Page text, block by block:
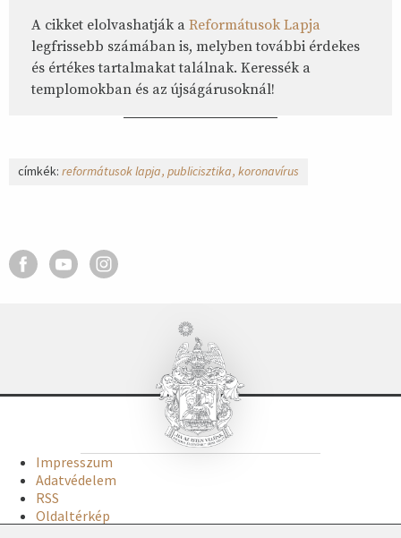
A cikket elolvashatják a Reformátusok Lapja
legfrissebb számában is, melyben további érdekes
és értékes tartalmakat találnak. Keressék a
templomokban és az újságárusoknál!
címkék: reformátusok lapja publicisztika koronavírus
Impresszum
Adatvédelem
RSS
Oldaltérkép